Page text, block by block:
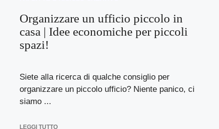
Organizzare un ufficio piccolo in
casa | Idee economiche per piccoli
spazi!
Siete alla ricerca di qualche consiglio per
organizzare un piccolo ufficio? Niente panico, ci
siamo ...
LEGGI TUTTO